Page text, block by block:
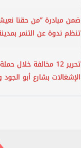
ضمن مبادرة ”من حقنا
تنظم ندوة عن التنمر
تحرير 12 مخالفة خلال
الإشغالات بشارع أبو